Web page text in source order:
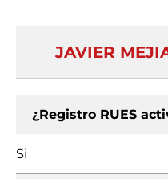
JAVIER
¿Registro RUES
Si